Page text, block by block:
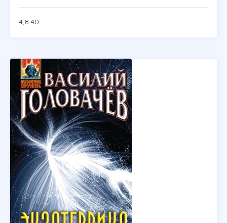
4,8 40